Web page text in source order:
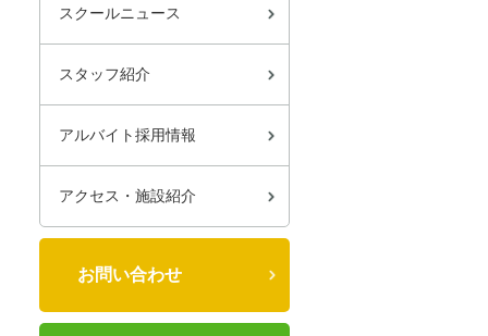
スクールニュース
スタッフ紹介
アルバイト採用情報
アクセス・施設紹介
お問い合わせ